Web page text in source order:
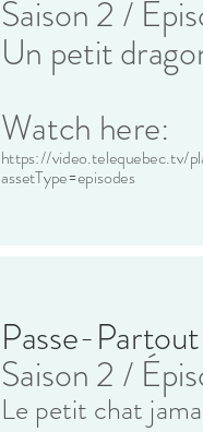
Saison 2 /
Un petit
Watch here:
https://video.telequebec.tv/
assetType=episodes
Passe-Partout
Saison 2 /
Le petit chat